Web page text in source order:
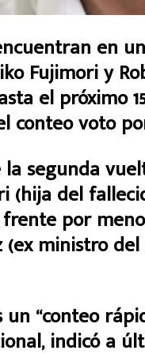
en
Fujimori y
el próximo
conteo voto
segunda
(hija del
por
ministro
“conteo
indicó a